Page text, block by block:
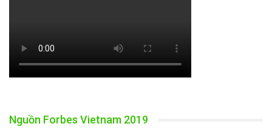
Nguồn Forbes Vietnam 2019